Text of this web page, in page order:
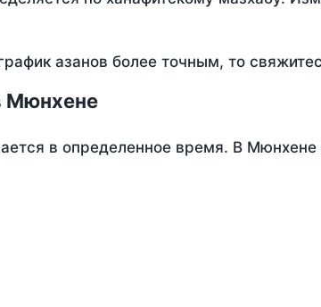
азанов более точным, то
Мюнхене
в определенное время. В